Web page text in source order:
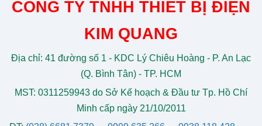
CÔNG TY TNHH THIẾT BỊ ĐIỆN
KIM QUANG
Địa chỉ: 41 đường số 1 - KDC Lý Chiêu Hoàng - P. An Lạc
(Q. Bình Tân) - TP. HCM
MST: 0311259943 do Sở Kế hoạch & Đầu tư Tp. Hồ Chí
Minh cấp ngày 21/10/2011